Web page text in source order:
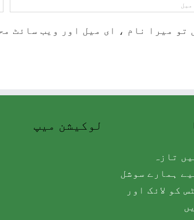
میرا نام ، ای میل اور ویب سائٹ
تازہ
ہمارے سوشل
کو لائک اور
لوکیشن میپ